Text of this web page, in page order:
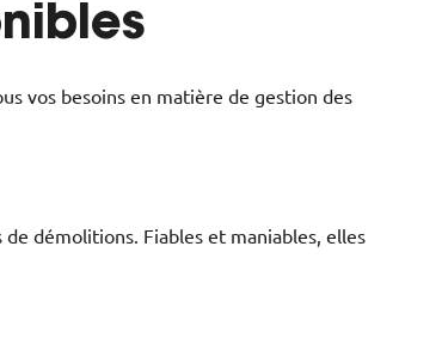
vos besoins en matière de gestion des
démolitions. Fiables et maniables, elles